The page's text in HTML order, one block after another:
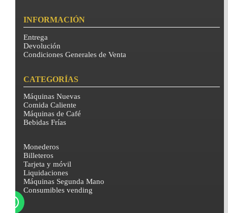
INFORMACIÓN
Entrega
Devolución
Condiciones Generales de Venta
CATEGORÍAS
Máquinas Nuevas
Comida Caliente
Máquinas de Café
Bebidas Frías
Monederos
Billeteros
Tarjeta y móvil
Liquidaciones
Máquinas Segunda Mano
Consumibles vending